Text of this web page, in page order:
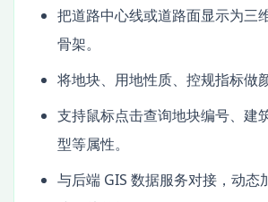
把道路中心线或道路面显示为三
骨架。
将地块、用地性质、控规指标做
支持鼠标点击查询地块编号、建
型等属性。
与后端 GIS 数据服务对接，动态